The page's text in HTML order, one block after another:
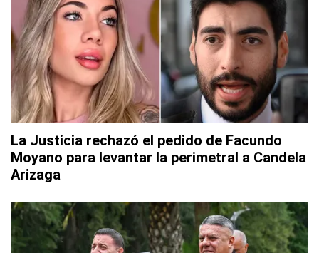
La Justicia rechazó el pedido de Facundo
Moyano para levantar la perimetral a Candela
Arizaga